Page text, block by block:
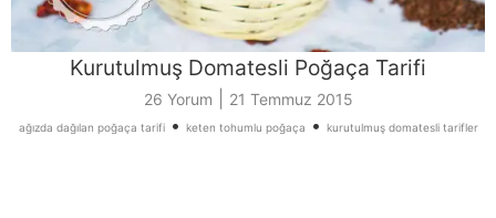
Kurutulmuş Domatesli Poğaça Tarifi
26 Yorum 21 Temmuz 2015
ağızda dağılan poğaça tarifi• keten tohumlu poğaça • kurutulmuş domatesli tarifler